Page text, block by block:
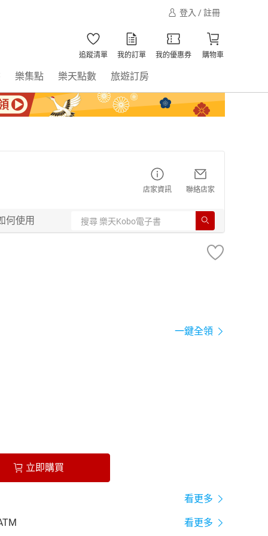
登入 / 註冊
追蹤清單 我的訂單 我的優惠券 購物車
樂集點 樂天點數 旅遊訂房
店家資訊 聯絡店家
何使用
一鍵全領
立即購買
看更多
看更多